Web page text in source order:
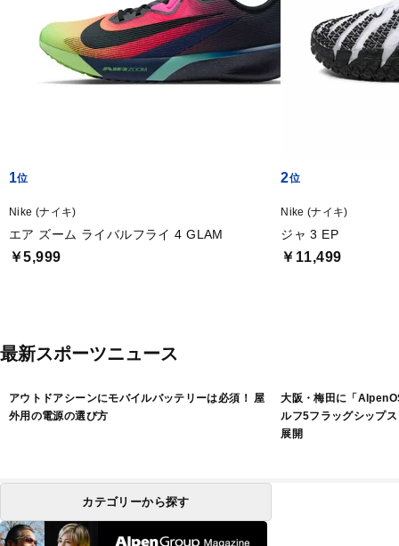
1
Nike (ナイキ)
エア ズーム ライバルフライ 4 GLAM
￥5,999
2
Nike (ナイキ)
ジャ 3 EP
￥11,499
最新スポーツニュース
アウトドアシーンにモバイルバッテリーは必須！ 屋
外用の電源の選び方
大阪・梅田に「
ルフ5フラッグシップ
展開
カテゴリーから探す